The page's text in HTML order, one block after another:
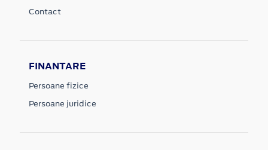
Contact
FINANTARE
Persoane fizice
Persoane juridice